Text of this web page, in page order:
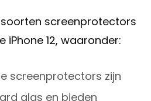
soorten screenprotectors
12, waaronder:
screenprotectors zijn
glas en bieden